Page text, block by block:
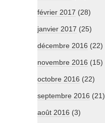
février 2017 (28)
janvier 2017 (25)
décembre 2016 (22)
novembre 2016 (15)
octobre 2016 (22)
septembre 2016 (21)
août 2016 (3)